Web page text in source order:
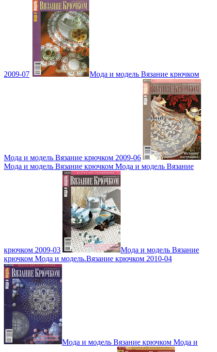
2009-07 Мода и модель Вязание крючком
Мода и модель Вязание крючком 2009-06
Мода и модель Вязание крючком Мода и модель Вязание
крючком 2009-03
Мода и модель Вязание
крючком Мода и модель.Вязание крючком 2010-04
Мода и модель Вязание крючком Мода и